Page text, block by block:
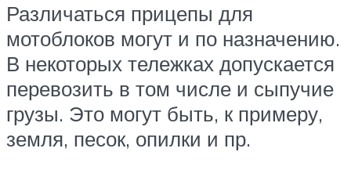
Различаться прицепы для
мотоблоков могут и по назначению.
В некоторых тележках допускается
перевозить в том числе и сыпучие
грузы. Это могут быть, к примеру,
земля, песок, опилки и пр.